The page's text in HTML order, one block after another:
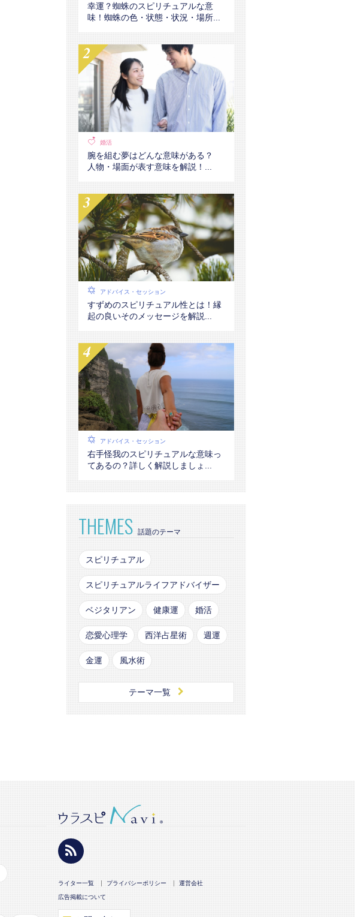
幸運？蜘蛛のスピリチュアルな意
味！蜘蛛の色・状態・状況・場所...
婚活
腕を組む夢はどんな意味がある？
人物・場面が表す意味を解説！...
アドバイス・セッション
すずめのスピリチュアル性とは！縁
起の良いそのメッセージを解説...
アドバイス・セッション
右手怪我のスピリチュアルな意味っ
てあるの？詳しく解説しましょ...
THEMES 話題のテーマ
スピリチュアル
スピリチュアルライフアドバイザー
ベジタリアン 健康運 婚活
恋愛心理学 西洋占星術 週運
金運 風水術
テーマ一覧
ライター一覧 プライバシーポリシー 運営会社
広告掲載について